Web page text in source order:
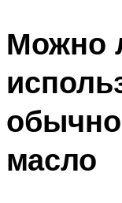
Можно
масло